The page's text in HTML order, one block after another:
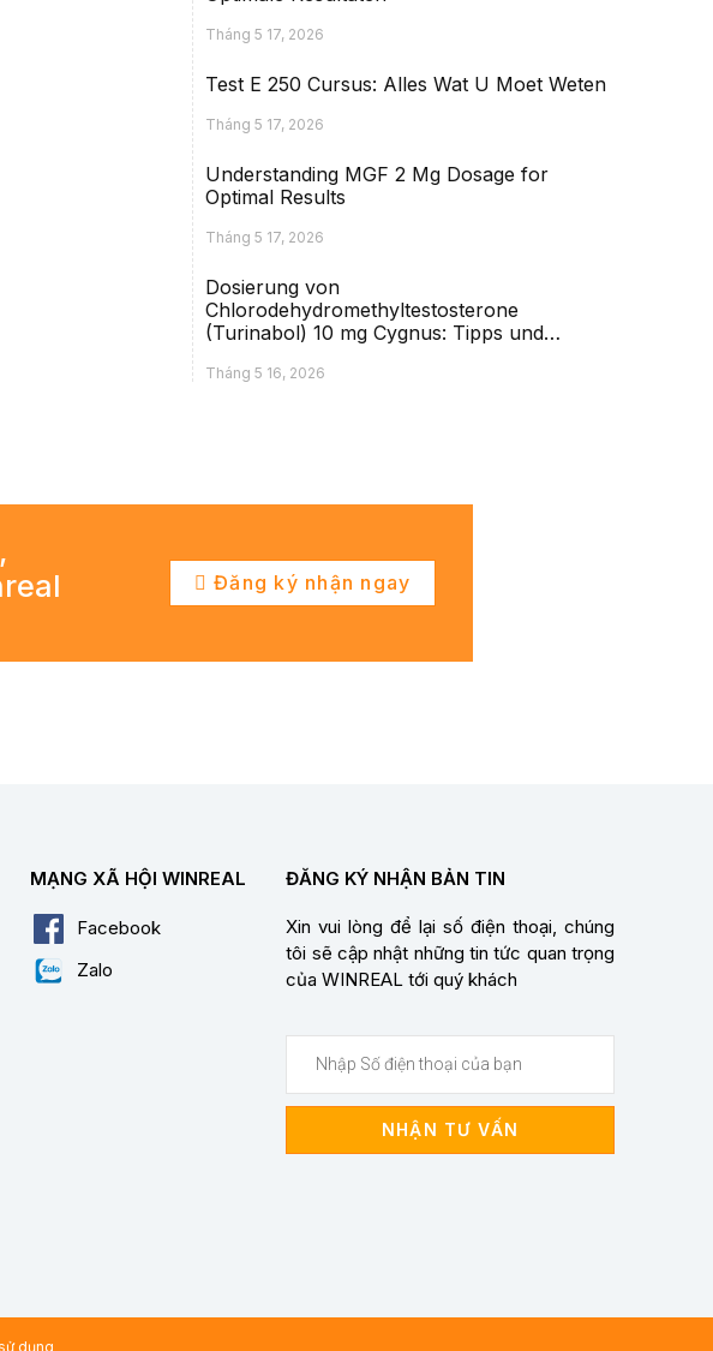
Tháng 5 17, 2026
Test E 250 Cursus: Alles Wat U Moet Weten
Tháng 5 17, 2026
Understanding MGF 2 Mg Dosage for
Optimal Results
Tháng 5 17, 2026
Dosierung von
Chlorodehydromethyltestosterone
(Turinabol) 10 mg Cygnus: Tipps und
Tháng 5 16, 2026
Đăng ký nhận ngay
MẠNG XÃ HỘI WINREAL
Facebook
Zalo
ĐĂNG KÝ NHẬN BẢN TIN
Xin vui lòng để lại số điện thoại, chúng
tôi sẽ cập nhật những tin tức quan trọng
của WINREAL tới quý khách
NHẬN TƯ VẤN
dụng